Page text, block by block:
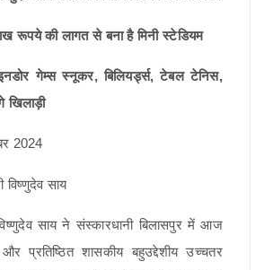
रूपये की लागत से बना है मिनी स्टेडियम
गेम्स स्नूकर, बिलियर्ड्स, टेबल टेनिस,
2024
साय ने संस्कारधानी बिलासपुर में आज
प्रतिष्ठित शासकीय बहुउद्देशीय उच्चतर